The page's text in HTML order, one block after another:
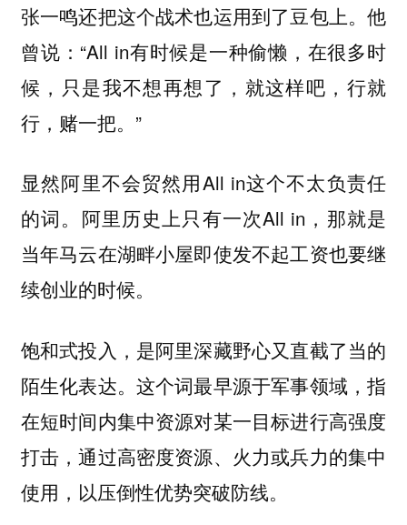
张一鸣还把这个战术也运用到了豆包上。他
曾说：“All in有时候是一种偷懒，在很多时
候，只是我不想再想了，就这样吧，行就
行，赌一把。”
显然阿里不会贸然用All in这个不太负责任
的词。阿里历史上只有一次All in，那就是
当年马云在湖畔小屋即使发不起工资也要继
续创业的时候。
饱和式投入，是阿里深藏野心又直截了当的
陌生化表达。这个词最早源于军事领域，指
在短时间内集中资源对某一目标进行高强度
打击，通过高密度资源、火力或兵力的集中
使用，以压倒性优势突破防线。